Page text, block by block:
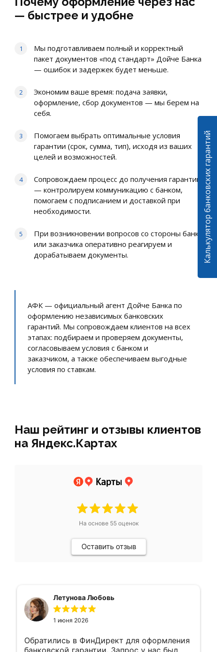
— быстрее и удобне
Мы подготавливаем полный и корректный
пакет документов «под стандарт» Дойче Банка
— ошибок и задержек будет меньше.
Экономим ваше время: подача заявки,
оформление, сбор документов — мы берем на
себя.
Помогаем выбрать оптимальные условия
гарантии (срок, сумма, тип), исходя из ваших
целей и возможностей.
Сопровождаем процесс до получения гарантии
— контролируем коммуникацию с банком,
помогаем с подписанием и доставкой при
необходимости.
При возникновении вопросов со стороны банка
или заказчика оперативно реагируем и
дорабатываем документы.
АФК — официальный агент Дойче Банка по
оформлению независимых банковских
гарантий. Мы сопровождаем клиентов на всех
этапах: подбираем и проверяем документы,
согласовываем условия с банком и
заказчиком, а также обеспечиваем выгодные
условия по ставкам.
Наш рейтинг и отзывы клиентов
на Яндекс.Картах
На основе 55оценок
Оставить отзыв
Летунова Любовь
1 июня 2026
Обратились в ФинДирект для оформления
Калькулятор банковских гарантий